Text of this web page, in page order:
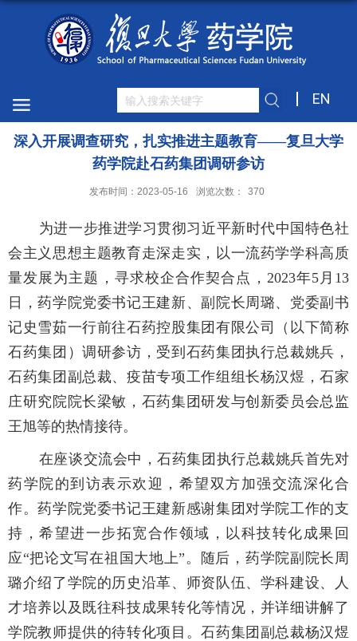
EN
深入开展调查研究，扎实推进主题教育——复旦大学
药学院赴石药集团调研参访
发布时间：2023-05-16 浏览次数： 370
为进一步推进学习贯彻习近平新时代中国特色社
会主义思想主题教育走深走实，以一流药学学科高质
量发展为主题，寻求校企合作契合点，2023年5月13
日，药学院党委书记王建新、副院长周璐、党委副书
记史雪茹一行前往石药控股集团有限公司（以下简称
石药集团）调研参访，受到石药集团执行总裁姚兵，
石药集团副总裁、疫苗专项工作组组长杨汉煜，石家
庄研究院院长梁敏，石药集团研发与创新委员会总监
王旭等的热情接待。
在座谈交流会中，石药集团执行总裁姚兵首先对
药学院的到访表示欢迎，希望双方加强交流深化合
作。药学院党委书记王建新感谢集团对学院工作的支
持，希望进一步拓宽合作领域，以科技转化成果回
应“把论文写在祖国大地上”。随后，药学院副院长周
璐介绍了学院的历史沿革、师资队伍、学科建设、人
才培养以及既往科技成果转化等情况，并详细讲解了
学院教师提供的待转化项目。石药集团副总裁杨汉煜